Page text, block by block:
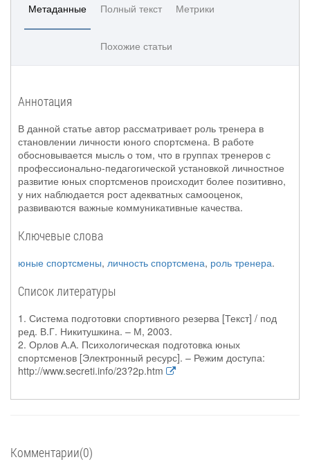
Метаданные Полный текст Метрики
Похожие статьи
Аннотация
В данной статье автор рассматривает роль тренера в
становлении личности юного спортсмена. В работе
обосновывается мысль о том, что в группах тренеров с
профессионально-педагогической установкой личностное
развитие юных спортсменов происходит более позитивно,
у них наблюдается рост адекватных самооценок,
развиваются важные коммуникативные качества.
Ключевые слова
юные спортсмены, личность спортсмена, роль тренера.
Список литературы
1. Система подготовки спортивного резерва [Текст] / под
ред. В.Г. Никитушкина. – М, 2003.
2. Орлов А.А. Психологическая подготовка юных
спортсменов [Электронный ресурс]. – Режим доступа:
http://www.secreti.info/23?2p.htm
Комментарии(0)